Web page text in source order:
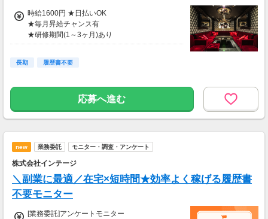
時給1600円 ★日払いOK
★毎月昇給チャンス有
★研修期間(1～3ヶ月)あり
※時給1400円
は時給1700円～
長期 履歴書不要
応募へ進む
new 業務委託 モニター・調査・アンケート
株式会社インテージ
＼副業に最適／在宅×短時間★効率よく稼げる履歴書
不要モニター
[業務委託]アンケートモニター